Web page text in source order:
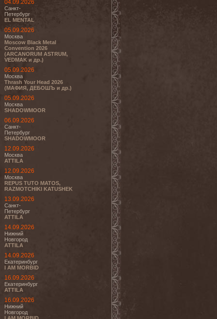
04.09.2026
Санкт-
Петербург
EL MENTAL
05.09.2026
Москва
Moscow Black Metal
Convention 2026
(ARCANORUM ASTRUM,
VEDMAK и др.)
05.09.2026
Москва
Thrash Your Head 2026
(МАФИЯ, ДЕБОШЪ и др.)
05.09.2026
Москва
SHADOWMOOR
06.09.2026
Санкт-
Петербург
SHADOWMOOR
12.09.2026
Москва
ATTILA
12.09.2026
Москва
REPUS TUTO MATOS,
RAZMOTCHIKI KATUSHEK
13.09.2026
Санкт-
Петербург
ATTILA
14.09.2026
Нижний
Новгород
ATTILA
14.09.2026
Екатеринбург
I AM MORBID
16.09.2026
Екатеринбург
ATTILA
16.09.2026
Нижний
Новгород